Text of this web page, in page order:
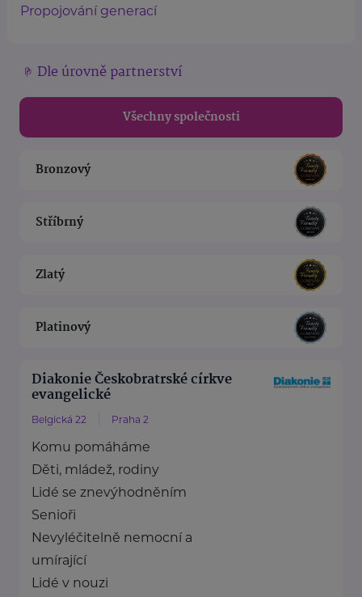
Propojování generací
Dle úrovně partnerství
Všechny společnosti
Bronzový
Stříbrný
Zlatý
Platinový
Diakonie Českobratrské církve
evangelické
Belgická 22 Praha 2
Komu pomáháme
Děti, mládež, rodiny
Lidé se znevýhodněním
Senioři
Nevyléčitelně nemocní a
umírající
Lidé v nouzi